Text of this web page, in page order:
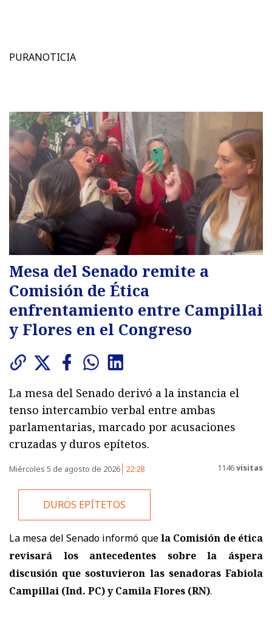
PURANOTICIA
Mesa del Senado remite a
Comisión de Ética
enfrentamiento entre Campillai
y Flores en el Congreso
La mesa del Senado derivó a la instancia el
tenso intercambio verbal entre ambas
parlamentarias, marcado por acusaciones
cruzadas y duros epítetos.
Miércoles 5 de agosto de 2026 22:28 1146visitas
DUROS EPÍTETOS
La mesa del Senado informó quela Comisión de ética
revisará los antecedentes sobre la áspera
discusión que sostuvieron las senadoras Fabiola
Campillai (Ind. PC) y Camila Flores (RN).